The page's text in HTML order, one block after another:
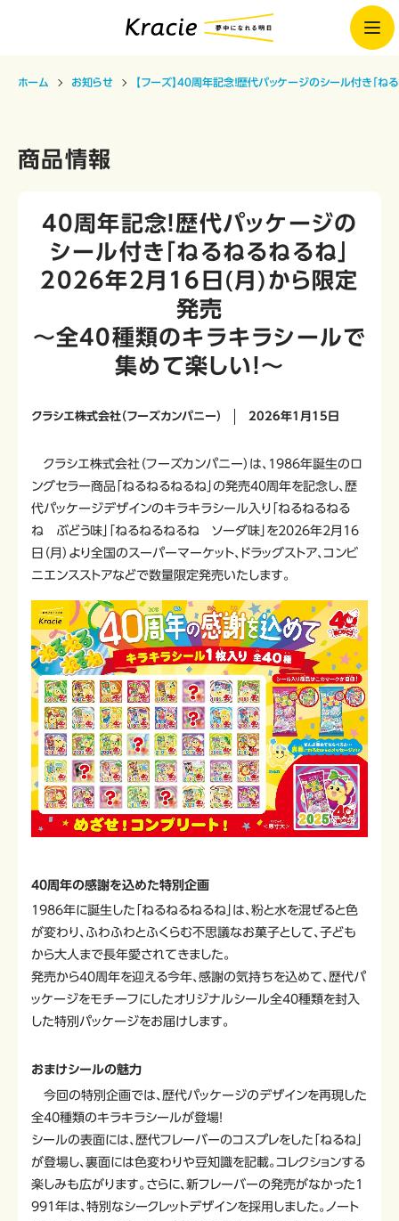
ホーム お知らせ 【フーズ】40周年記念！歴代パッケージのシール付き「
商品情報
40周年記念！歴代パッケージの
シール付き「ねるねるねるね」
2026年2月16日(月)から限定
発売
～全40種類のキラキラシールで
集めて楽しい！～
クラシエ株式会社（フーズカンパニー） 2026年1月15日
クラシエ株式会社（フーズカンパニー）は、1986年誕生のロ
ングセラー商品「ねるねるねるね」の発売40周年を記念し、歴
代パッケージデザインのキラキラシール入り「ねるねるねる
ね ぶどう味」「ねるねるねるね ソーダ味」を2026年2月16
日（月）より全国のスーパーマーケット、ドラッグストア、コンビ
ニエンスストアなどで数量限定発売いたします。
40周年の感謝を込めた特別企画
1986年に誕生した「ねるねるねるね」は、粉と水を混ぜると色
が変わり、ふわふわとふくらむ不思議なお菓子として、子ども
から大人まで長年愛されてきました。
発売から40周年を迎える今年、感謝の気持ちを込めて、歴代パ
ッケージをモチーフにしたオリジナルシール全40種類を封入
した特別パッケージをお届けします。
おまけシールの魅力
今回の特別企画では、歴代パッケージのデザインを再現した
全40種類のキラキラシールが登場！
シールの表面には、歴代フレーバーのコスプレをした「ねるね」
が登場し、裏面には色変わりや豆知識を記載。コレクションする
楽しみも広がります。さらに、新フレーバーの発売がなかった1
991年は、特別なシークレットデザインを採用しました。ノート